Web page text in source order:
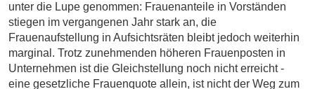
unter die Lupe genommen: Frauenanteile in Vorständen
stiegen im vergangenen Jahr stark an, die
Frauenaufstellung in Aufsichtsräten bleibt jedoch weiterhin
marginal. Trotz zunehmenden höheren Frauenposten in
Unternehmen ist die Gleichstellung noch nicht erreicht -
eine gesetzliche Frauenquote allein, ist nicht der Weg zum